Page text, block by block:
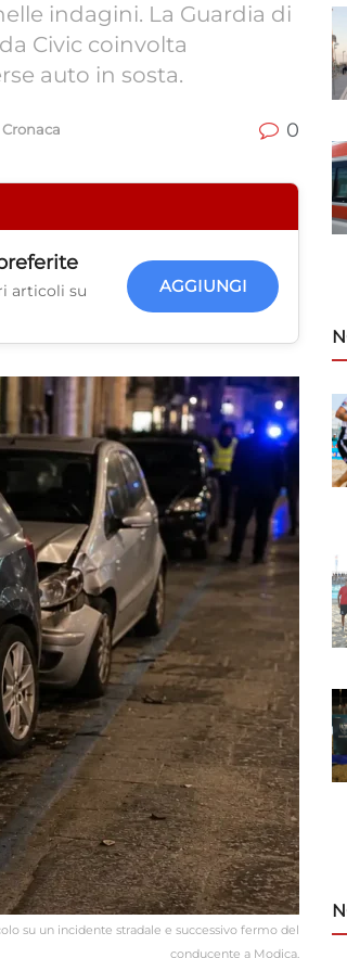
indagini. La Guardia di
Civic coinvolta
auto in sosta.
Cronaca 0
articoli su
AGGIUNGI
su un incidente stradale e successivo fermo del
conducente a Modica.